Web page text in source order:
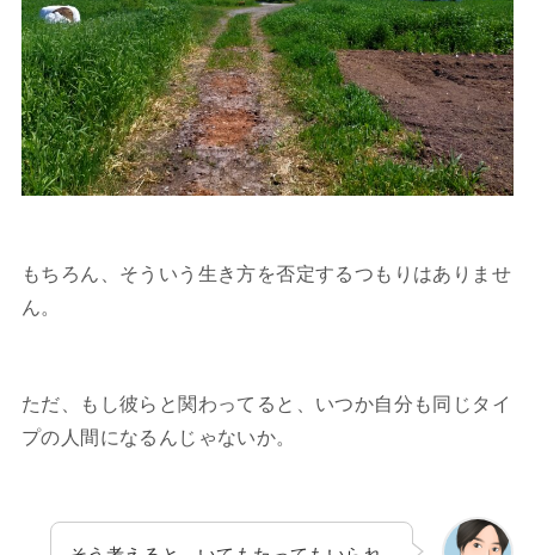
もちろん、そういう生き方を否定するつもりはありませ
ん。
ただ、もし彼らと関わってると、いつか自分も同じタイ
プの人間になるんじゃないか。